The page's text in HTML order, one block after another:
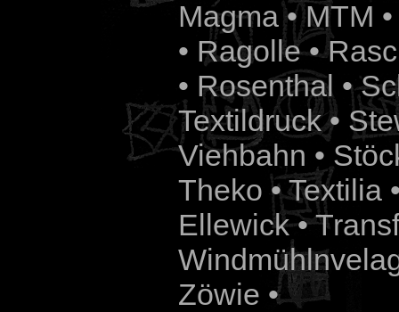
Magma • MTM
• Ragolle •
• Rosenthal •
Textildruck •
Viehbahn •
Theko • Textilia
Ellewick •
Zöwie •